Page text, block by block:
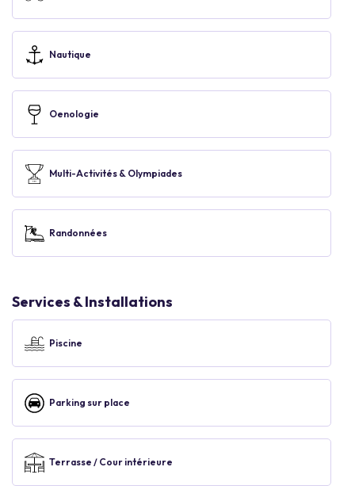
Nautique
Oenologie
Multi-Activités & Olympiades
Randonnées
Services & Installations
Piscine
Parking sur place
Terrasse / Cour intérieure